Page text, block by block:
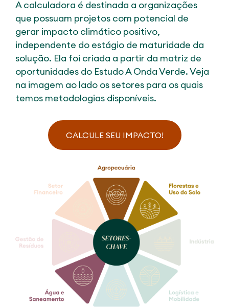
A calculadora é destinada a organizações
que possuam projetos com potencial de
gerar impacto climático positivo,
independente do estágio de maturidade da
solução. Ela foi criada a partir da matriz de
oportunidades do Estudo A Onda Verde. Veja
na imagem ao lado os setores para os quais
temos metodologias disponíveis.
CALCULE SEU IMPACTO!